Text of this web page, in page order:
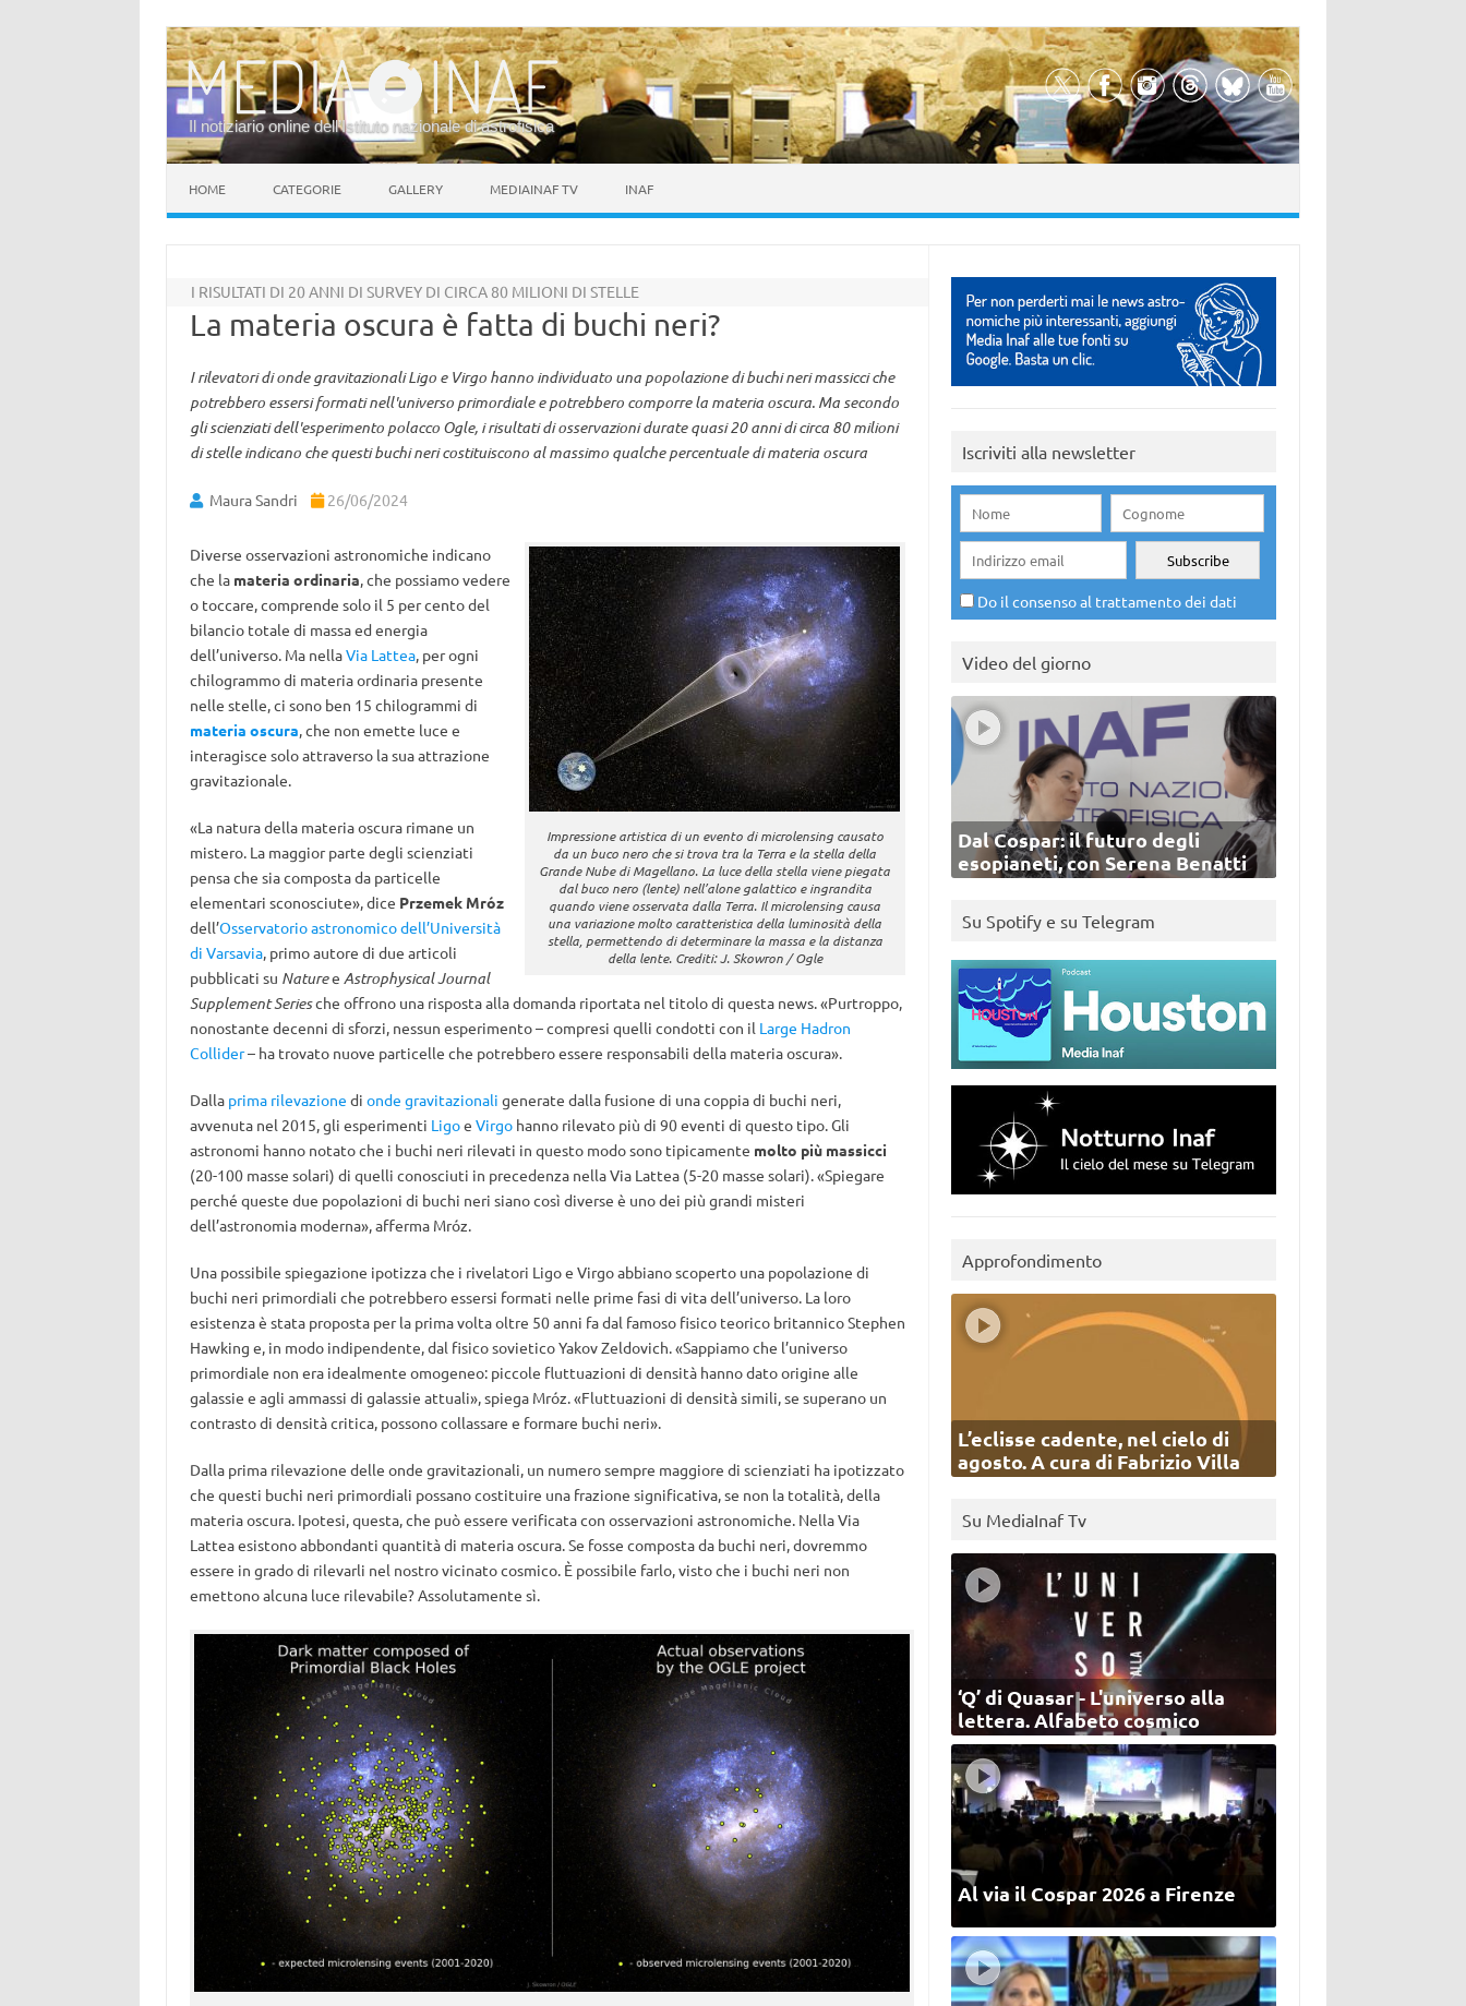
Il notiziario online dell’Istituto nazionale di astrofisica
HOME CATEGORIE GALLERY MEDIAINAF TV INAF
I RISULTATI DI 20 ANNI DI SURVEY DI CIRCA 80 MILIONI DI STELLE
La materia oscura è fatta di buchi neri?
I rilevatori di onde gravitazionali Ligo e Virgo hanno individuato una popolazione di buchi neri massicci che
potrebbero essersi formati nell'universo primordiale e potrebbero comporre la materia oscura. Ma secondo
gli scienziati dell'esperimento polacco Ogle, i risultati di osservazioni durate quasi 20 anni di circa 80 milioni
di stelle indicano che questi buchi neri costituiscono al massimo qualche percentuale di materia oscura
Maura Sandri 26/06/2024
Impressione artistica di un evento di microlensing causato
da un buco nero che si trova tra la Terra e la stella della
Grande Nube di Magellano. La luce della stella viene piegata
dal buco nero (lente) nell’alone galattico e ingrandita
quando viene osservata dalla Terra. Il microlensing causa
una variazione molto caratteristica della luminosità della
stella, permettendo di determinare la massa e la distanza
della lente. Crediti: J. Skowron / Ogle
Diverse osservazioni astronomiche indicano
che la materia ordinaria, che possiamo vedere
o toccare, comprende solo il 5 per cento del
bilancio totale di massa ed energia
dell’universo. Ma nellaVia Lattea, per ogni
chilogrammo di materia ordinaria presente
nelle stelle, ci sono ben 15 chilogrammi di
materia oscura, che non emette luce e
interagisce solo attraverso la sua attrazione
gravitazionale.
«La natura della materia oscura rimane un
mistero. La maggior parte degli scienziati
pensa che sia composta da particelle
elementari sconosciute», dice Przemek Mróz
dell’Osservatorio astronomico dell’Università
di Varsavia, primo autore di due articoli
pubblicati su Naturee Astrophysical Journal
Supplement Seriesche offrono una risposta alla domanda riportata nel titolo di questa news. «Purtroppo,
nonostante decenni di sforzi, nessun esperimento – compresi quelli condotti con il Large Hadron
Collider– ha trovato nuove particelle che potrebbero essere responsabili della materia oscura».
Dalla prima rilevazione di onde gravitazionali generate dalla fusione di una coppia di buchi neri,
avvenuta nel 2015, gli esperimenti Ligoe Virgohanno rilevato più di 90 eventi di questo tipo. Gli
astronomi hanno notato che i buchi neri rilevati in questo modo sono tipicamente molto più massicci
(20-100 masse solari) di quelli conosciuti in precedenza nella Via Lattea (5-20 masse solari). «Spiegare
perché queste due popolazioni di buchi neri siano così diverse è uno dei più grandi misteri
dell’astronomia moderna», afferma Mróz.
Una possibile spiegazione ipotizza che i rivelatori Ligo e Virgo abbiano scoperto una popolazione di
buchi neri primordiali che potrebbero essersi formati nelle prime fasi di vita dell’universo. La loro
esistenza è stata proposta per la prima volta oltre 50 anni fa dal famoso fisico teorico britannico Stephen
Hawking e, in modo indipendente, dal fisico sovietico Yakov Zeldovich. «Sappiamo che l’universo
primordiale non era idealmente omogeneo: piccole fluttuazioni di densità hanno dato origine alle
galassie e agli ammassi di galassie attuali», spiega Mróz. «Fluttuazioni di densità simili, se superano un
contrasto di densità critica, possono collassare e formare buchi neri».
Dalla prima rilevazione delle onde gravitazionali, un numero sempre maggiore di scienziati ha ipotizzato
che questi buchi neri primordiali possano costituire una frazione significativa, se non la totalità, della
materia oscura. Ipotesi, questa, che può essere verificata con osservazioni astronomiche. Nella Via
Lattea esistono abbondanti quantità di materia oscura. Se fosse composta da buchi neri, dovremmo
essere in grado di rilevarli nel nostro vicinato cosmico. È possibile farlo, visto che i buchi neri non
emettono alcuna luce rilevabile? Assolutamente sì.
Iscriviti alla newsletter
Do il consenso al trattamento dei dati
Video del giorno
Dal Cospar: il futuro degli
esopianeti, con Serena Benatti
Su Spotify e su Telegram
Approfondimento
L’eclisse cadente, nel cielo di
agosto. A cura di Fabrizio Villa
Su MediaInaf Tv
‘Q’ di Quasar - L'universo alla
lettera. Alfabeto cosmico
Al via il Cospar 2026 a Firenze